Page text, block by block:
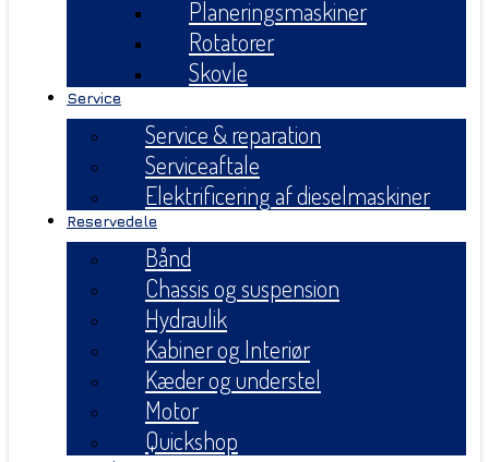
Planeringsmaskiner
Rotatorer
Skovle
Service
Service & reparation
Serviceaftale
Elektrificering af dieselmaskiner
Reservedele
Bånd
Chassis og suspension
Hydraulik
Kabiner og Interiør
Kæder og understel
Motor
Quickshop